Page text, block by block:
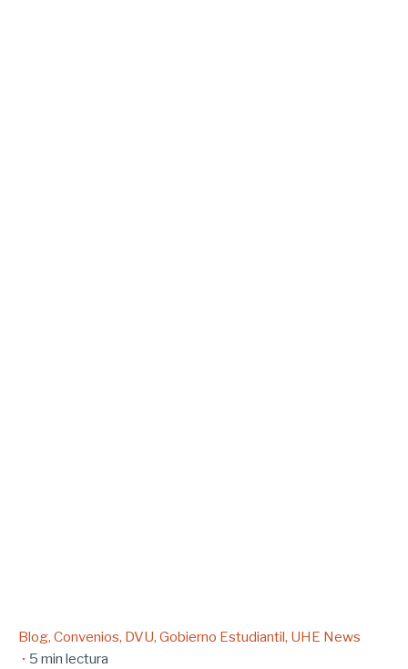
Blog Convenios DVU Gobierno Estudiantil UHE News
5 min lectura